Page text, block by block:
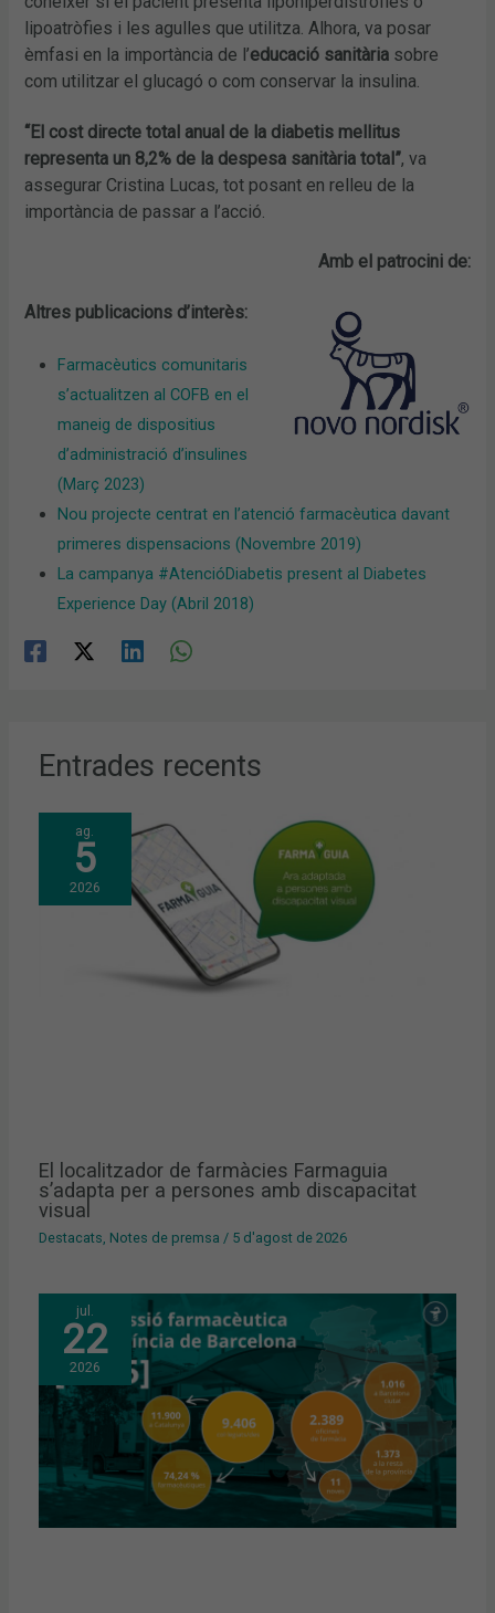
lipoatròfies i les agulles que utilitza. Alhora, va posar
èmfasi en la importància de l’educació sanitària sobre
com utilitzar el glucagó o com conservar la insulina.
“El cost directe total anual de la diabetis mellitus
representa un 8,2% de la despesa sanitària total”, va
assegurar Cristina Lucas, tot posant en relleu de la
importància de passar a l’acció.
Amb el patrocini de:
Altres publicacions d’interès:
Farmacèutics comunitaris
s’actualitzen al COFB en el
maneig de dispositius
d’administració d’insulines
(Març 2023)
Nou projecte centrat en l’atenció farmacèutica davant
primeres dispensacions (Novembre 2019)
La campanya #AtencióDiabetis present al Diabetes
Experience Day (Abril 2018)
Entrades recents
ag.
5
2026
El localitzador de farmàcies Farmaguia
s’adapta per a persones amb discapacitat
visual
Destacats, Notes de premsa / 5 d'agost de 2026
jul.
22
2026